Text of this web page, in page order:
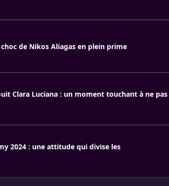
de Nikos Aliagas en plein prime
Clara Luciana : un moment touchant à ne pas
2024 : une attitude qui divise les